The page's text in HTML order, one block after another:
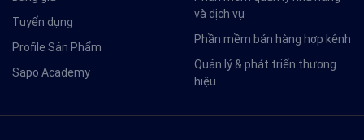
Tuyển dụng
Profile Sản Phẩm
Sapo Academy
và dịch vụ
Phần mềm bán hàng hợp kênh
Quản lý & phát triển thương
hiệu